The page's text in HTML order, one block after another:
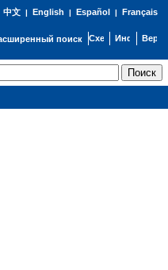
中文| English | Español | Français
поиск